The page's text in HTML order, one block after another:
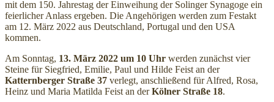
mit dem 150. Jahrestag der Einweihung der Solinger Synagoge ein
feierlicher Anlass ergeben. Die Angehörigen werden zum Festakt
am 12. März 2022 aus Deutschland, Portugal und den USA
kommen.
Am Sonntag, 13. März 2022 um 10 Uhr werden zunächst vier
Steine für Siegfried, Emilie, Paul und Hilde Feist an der
Katternberger Straße 37 verlegt, anschließend für Alfred, Rosa,
Heinz und Maria Matilda Feist an derKölner Straße 18.